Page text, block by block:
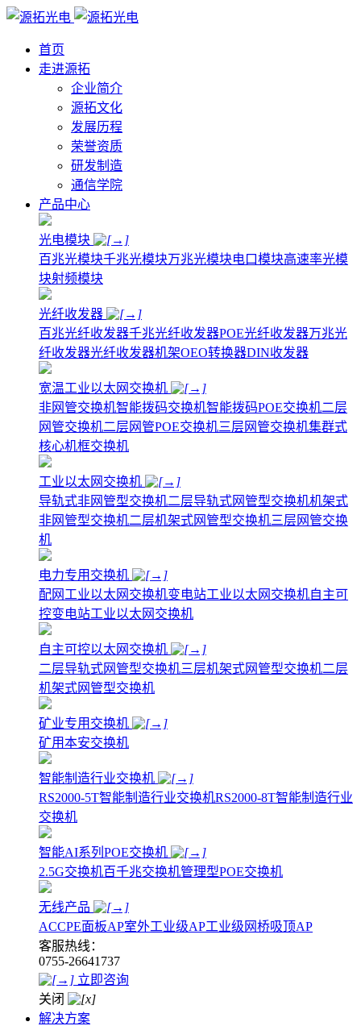
首页
走进源拓
企业简介
源拓文化
发展历程
荣誉资质
研发制造
通信学院
产品中心
光电模块
百兆光模块千兆光模块万兆光模块电口模块高速率光模
块射频模块
光纤收发器
百兆光纤收发器千兆光纤收发器POE光纤收发器万兆光
纤收发器光纤收发器机架OEO转换器DIN收发器
宽温工业以太网交换机
非网管交换机智能拨码交换机智能拨码POE交换机二层
网管交换机二层网管POE交换机三层网管交换机集群式
核心机框交换机
工业以太网交换机
导轨式非网管型交换机二层导轨式网管型交换机机架式
非网管型交换机二层机架式网管型交换机三层网管交换
机
电力专用交换机
配网工业以太网交换机变电站工业以太网交换机自主可
控变电站工业以太网交换机
自主可控以太网交换机
二层导轨式网管型交换机三层机架式网管型交换机二层
机架式网管型交换机
矿业专用交换机
矿用本安交换机
智能制造行业交换机
RS2000-5T智能制造行业交换机RS2000-8T智能制造行业
交换机
智能AI系列POE交换机
2.5G交换机百千兆交换机管理型POE交换机
无线产品
ACCPE面板AP室外工业级AP工业级网桥吸顶AP
客服热线：
0755-26641737
立即咨询
关闭
解决方案